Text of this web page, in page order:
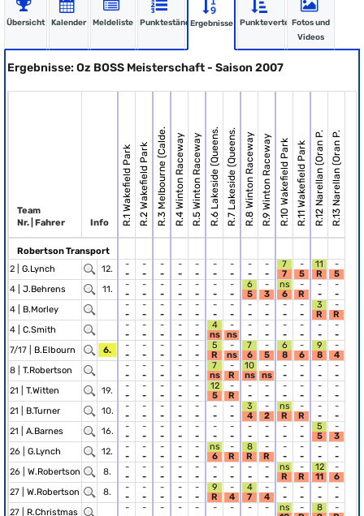
Übersicht Kalender Meldeliste PunkteständeErgebnisse PunkteverteilungFotos und
Videos
Ergebnisse: Oz BOSS Meisterschaft - Saison 2007
Team
Nr. | Fahrer
Info R.1 Wakefield ParkR.2 Wakefield ParkR.3 Melbourne (Calde.R.4 Winton RacewayR.5 Winton RacewayR.6 Lakeside (Queens.R.7 Lakeside (Queens.R.8 Winton RacewayR.9 Winton RacewayR.10 Wakefield ParkR.11 Wakefield ParkR.12 Narellan (Oran P.R.13 Narellan (Oran P.
Robertson Transport
2 | G.Lynch 12.
-
-
-
-
-
-
-
-
-
-
-
-
-
-
-
-
-
-
7
7
-
5
11
R
-
5
4 | J.Behrens 11.
-
-
-
-
-
-
-
-
-
-
-
-
-
-
6
5
-
3
ns
6
-
R
-
-
-
-
4 | B.Morley
-
-
-
-
-
-
-
-
-
-
-
-
-
-
-
-
-
-
-
-
-
-
3
R
-
R
4 | C.Smith
-
-
-
-
-
-
-
-
-
-
4
ns
-
ns
-
-
-
-
-
-
-
-
-
-
-
-
7/17 | B.Elbourn 6.
-
-
-
-
-
-
-
-
-
-
5
R
-
ns
7
6
-
5
6
8
-
6
9
8
-
4
8 | T.Robertson
-
-
-
-
-
-
-
-
-
-
7
ns
-
R
10
ns
-
ns
-
-
-
-
-
-
-
-
21 | T.Witten 19.
-
-
-
-
-
-
-
-
-
-
12
5
-
R
-
-
-
-
-
-
-
-
-
-
-
-
21 | B.Turner 10.
-
-
-
-
-
-
-
-
-
-
-
-
-
-
3
4
-
2
ns
R
-
R
-
-
-
-
21 | A.Barnes 16.
-
-
-
-
-
-
-
-
-
-
-
-
-
-
-
-
-
-
-
-
-
-
5
5
-
3
26 | G.Lynch 12.
-
-
-
-
-
-
-
-
-
-
ns
6
-
R
8
R
-
R
-
-
-
-
-
-
-
-
26 | W.Robertson 8.
-
-
-
-
-
-
-
-
-
-
-
-
-
-
-
-
-
-
ns
R
-
R
12
11
-
6
27 | W.Robertson 8.
-
-
-
-
-
-
-
-
-
-
9
R
-
4
4
7
-
4
-
-
-
-
-
-
-
-
27 | R.Christmas
-
-
-
-
-
-
-
-
-
ns
-
8
-